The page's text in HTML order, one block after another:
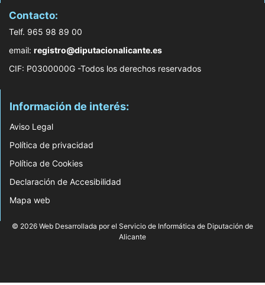
Contacto:
Telf. 965 98 89 00
email: registro@diputacionalicante.es
CIF: P0300000G -Todos los derechos reservados
Información de interés:
Aviso Legal
Política de privacidad
Política de Cookies
Declaración de Accesibilidad
Mapa web
© 2026 Web Desarrollada por el Servicio de Informática de Diputación de
Alicante